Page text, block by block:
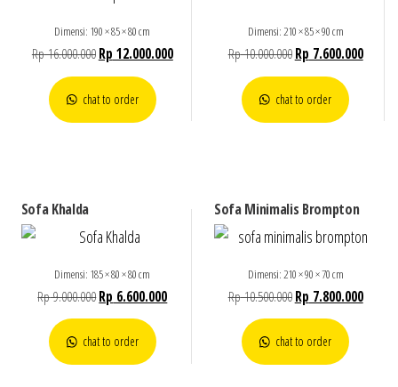
Dimensi: 190 × 85 × 80 cm
Rp16.000.000Rp 12.000.000
chat to order
Dimensi: 210 × 85 × 90 cm
Rp10.000.000 Rp 7.600.000
chat to order
Sofa Khalda
Dimensi: 185 × 80 × 80 cm
Rp9.000.000Rp 6.600.000
chat to order
Sofa Minimalis Brompton
Dimensi: 210 × 90 × 70 cm
Rp10.500.000 Rp 7.800.000
chat to order